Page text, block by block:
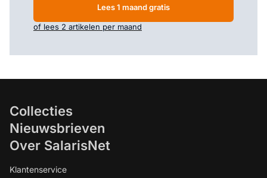
Lees 1 maand gratis
of lees 2 artikelen per maand
Collecties
Nieuwsbrieven
Over SalarisNet
Klantenservice